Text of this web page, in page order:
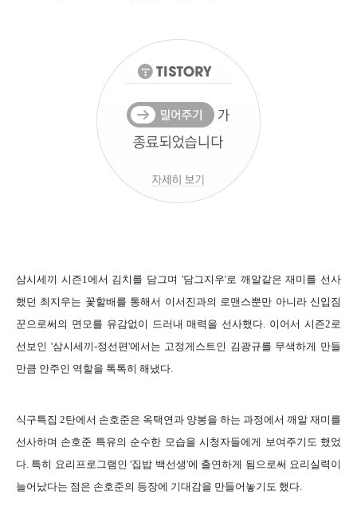
삼시세끼 시즌1에서 김치를 담그며 '담그지우'로 깨알같은 재미를 선사
했던 최지우는 꽃할배를 통해서 이서진과의 로맨스뿐만 아니라 신입짐
꾼으로써의 면모를 유감없이 드러내 매력을 선사했다. 이어서 시즌2로
선보인 '삼시세끼-정선편'에서는 고정게스트인 김광규를 무색하게 만들
만큼 안주인 역할을 톡톡히 해냈다.
식구특집 2탄에서 손호준은 옥택연과 양봉을 하는 과정에서 깨알 재미를
선사하며 손호준 특유의 순수한 모습을 시청자들에게 보여주기도 했었
다. 특히 요리프로그램인 '집밥 백선생'에 출연하게 됨으로써 요리실력이
늘어났다는 점은 손호준의 등장에 기대감을 만들어놓기도 했다.